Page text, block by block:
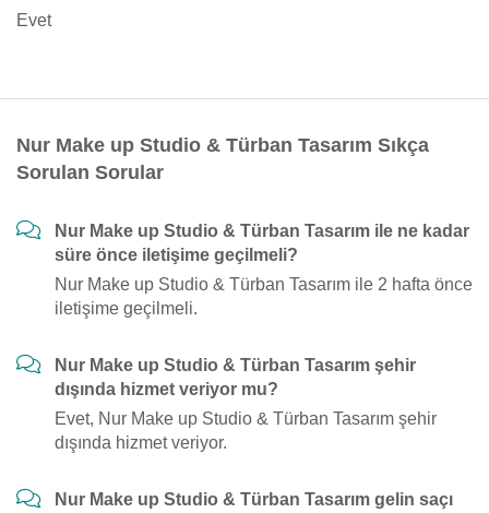
Evet
Nur Make up Studio & Türban Tasarım Sıkça
Sorulan Sorular
Nur Make up Studio & Türban Tasarım ile ne kadar
süre önce iletişime geçilmeli?
Nur Make up Studio & Türban Tasarım ile 2 hafta önce
iletişime geçilmeli.
Nur Make up Studio & Türban Tasarım şehir
dışında hizmet veriyor mu?
Evet, Nur Make up Studio & Türban Tasarım şehir
dışında hizmet veriyor.
Nur Make up Studio & Türban Tasarım gelin saçı